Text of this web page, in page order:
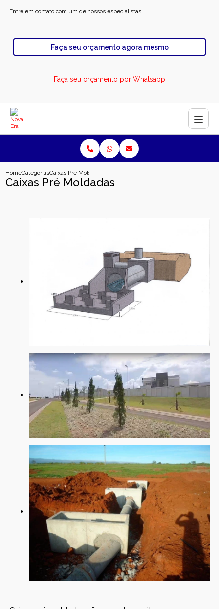
Entre em contato com um de nossos especialistas!
Faça seu orçamento agora mesmo
Faça seu orçamento por Whatsapp
HomeCategoriasCaixas Pré Moldadas
Caixas Pré Moldadas